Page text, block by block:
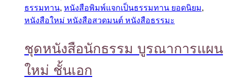
ธรรมทาน, หนังสือพิมพ์แจกเป็นธรรมทาน ยอดนิยม,
หนังสือใหม่ หนังสือสวดมนต์ หนังสือธรรมะ
ชุดหนังสือนักธรรม บูรณาการแผน
ใหม่ ชั้นเอก